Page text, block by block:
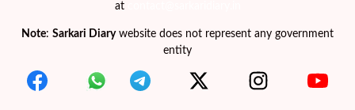
at
Note: Sarkari Diarywebsite does not represent any government
entity